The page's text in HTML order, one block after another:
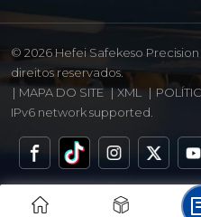
© 2026 Hefei Safekeso
direitos reservados.
| MAPA DO SITE | XML |
IPv6 network supported.